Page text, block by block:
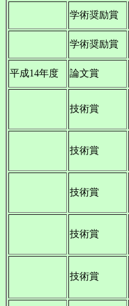
学術奨励賞
学術奨励賞
平成14年度 論文賞
技術賞
技術賞
技術賞
技術賞
技術賞